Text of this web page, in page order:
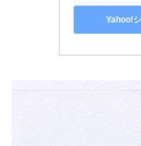
Yahoo!